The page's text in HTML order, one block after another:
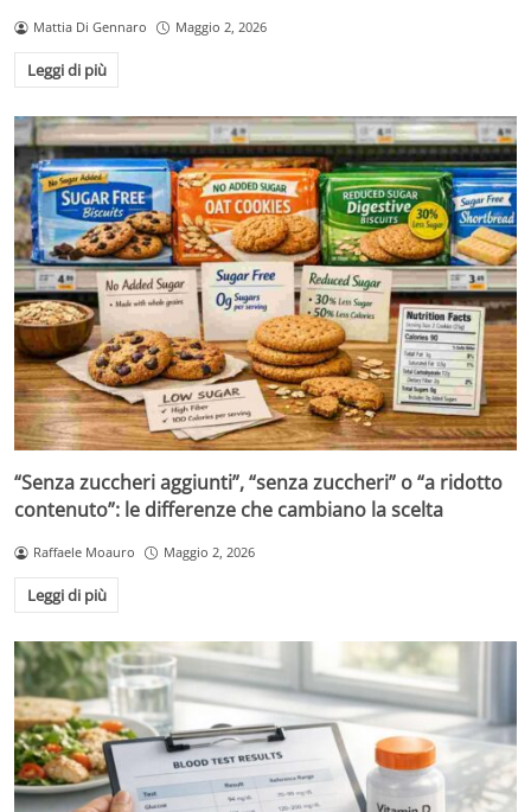
Mattia Di Gennaro Maggio 2, 2026
Leggi di più
“Senza zuccheri aggiunti”, “senza zuccheri” o “a ridotto
contenuto”: le differenze che cambiano la scelta
Raffaele Moauro Maggio 2, 2026
Leggi di più